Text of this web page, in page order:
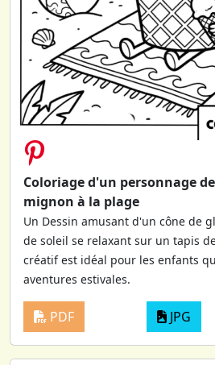
Coloriage d'un personnage
mignon à la plage
Un Dessin amusant d'un cône de
de soleil se relaxant sur un tapis
créatif est idéal pour les enfants
aventures estivales.
PDF JPG